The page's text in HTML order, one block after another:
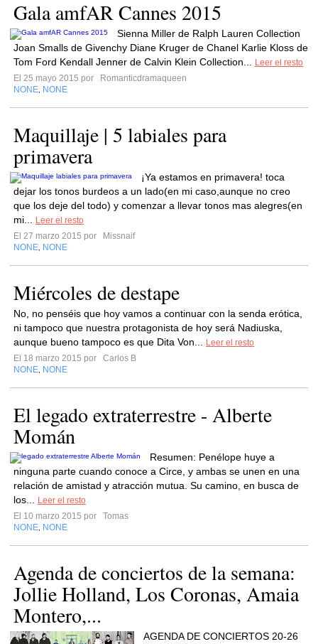
Gala amfAR Cannes 2015
Sienna Miller de Ralph Lauren Collection
Joan Smalls de Givenchy Diane Kruger de Chanel Karlie Kloss de
Tom Ford Kendall Jenner de Calvin Klein Collection...
Leer el resto
El 25 mayo 2015 por
Romanticdramaqueen
NONE NONE
Maquillaje | 5 labiales para
primavera
¡Ya estamos en primavera! toca
dejar los tonos burdeos a un lado(en mi caso,aunque no creo
que los deje del todo) y comenzar a llevar tonos mas alegres(en
mi...
Leer el resto
El 27 marzo 2015 por
Missnaif
NONE NONE
Miércoles de destape
No, no penséis que hoy vamos a continuar con la senda erótica,
ni tampoco que nuestra protagonista de hoy será Nadiuska,
aunque bueno tampoco es que Dita Von...
Leer el resto
El 18 marzo 2015 por
Carlos B
NONE NONE
El legado extraterrestre - Alberte
Momán
Resumen: Penélope huye a
ninguna parte cuando conoce a Circe, y ambas se unen en una
relación de amistad y atracción mutua. Su camino, en busca de
los...
Leer el resto
El 10 marzo 2015 por
Tomas
NONE NONE
Agenda de conciertos de la semana:
Jollie Holland, Los Coronas, Amaia
Montero,...
AGENDA DE CONCIERTOS 20-26